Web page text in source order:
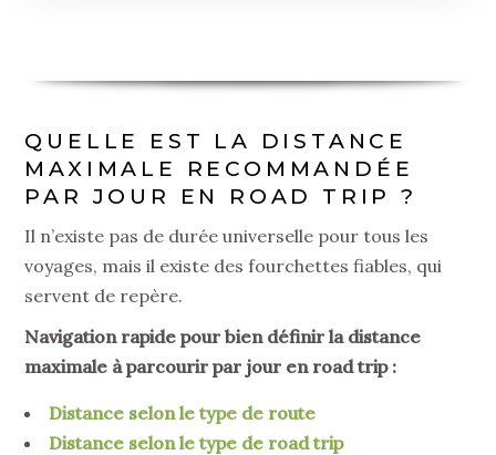
QUELLE EST LA DISTANCE
MAXIMALE RECOMMANDÉE
PAR JOUR EN ROAD TRIP ?
Il n’existe pas de durée universelle pour tous les
voyages, mais il existe des fourchettes fiables, qui
servent de repère.
Navigation rapide pour bien définir la distance
maximale à parcourir par jour en road trip :
Distance selon le type de route
Distance selon le type de road trip